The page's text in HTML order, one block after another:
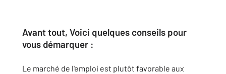
Avant tout, Voici quelques conseils pour
vous démarquer :
Le marché de l'emploi est plutôt favorable aux